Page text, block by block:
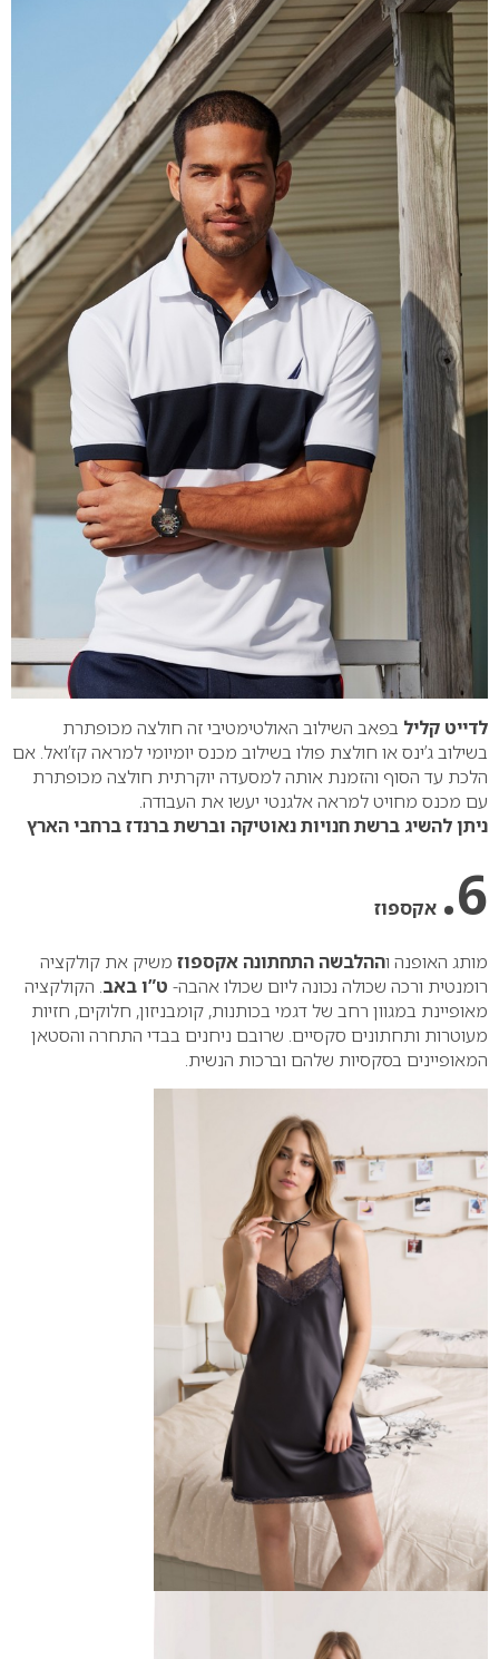
לדייט קליל בפאב השילוב האולטימטיבי זה חולצה מכופתרת
בשילוב ג’ינס או חולצת פולו בשילוב מכנס יומיומי למראה קז’ואל. אם
הלכת עד הסוף והזמנת אותה למסעדה יוקרתית חולצה מכופתרת
עם מכנס מחויט למראה אלגנטי יעשו את העבודה.
ניתן להשיג ברשת חנויות נאוטיקה וברשת ברנדז ברחבי הארץ
6. אקספוז
מותג האופנה וההלבשה התחתונהאקספוז משיק את קולקציה
רומנטית ורכה שכולה נכונה ליום שכולו אהבה- ט”ו באב. הקולקציה
מאופיינת במגוון רחב של דגמי בכותנות, קומבניזון, חלוקים, חזיות
מעוטרות ותחתונים סקסיים. שרובם ניחנים בבדי התחרה והסטאן
המאופיינים בסקסיות שלהם וברכות הנשית.